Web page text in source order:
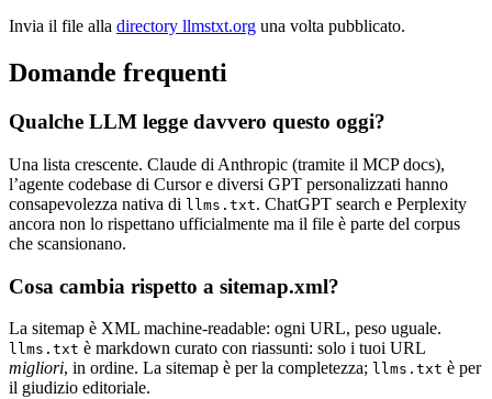
Invia il file alla directory llmstxt.org una volta pubblicato.
Domande frequenti
Qualche LLM legge davvero questo oggi?
Una lista crescente. Claude di Anthropic (tramite il MCP docs),
l’agente codebase di Cursor e diversi GPT personalizzati hanno
consapevolezza nativa di llms.txt. ChatGPT search e Perplexity
ancora non lo rispettano ufficialmente ma il file è parte del corpus
che scansionano.
Cosa cambia rispetto a sitemap.xml?
La sitemap è XML machine-readable: ogni URL, peso uguale.
llms.txt è markdown curato con riassunti: solo i tuoi URL
migliori, in ordine. La sitemap è per la completezza; llms.txt è per
il giudizio editoriale.